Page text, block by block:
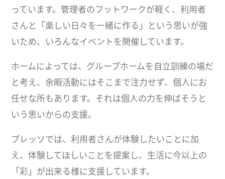
っています。管理者のフットワークが軽く、利用者
さんと「楽しい日々を一緒に作る」という思いが強
いため、いろんなイベントを開催しています。
ホームによっては、グループホームを自立訓練の場だ
と考え、余暇活動にはそこまで注力せず、個人にお
任せな所もあります。それは個人の力を伸ばそうと
いう思いからの支援。
プレッソでは、利用者さんが体験したいことに加
え、体験してほしいことを提案し、生活に今以上の
「彩」が出来る様に支援しています。